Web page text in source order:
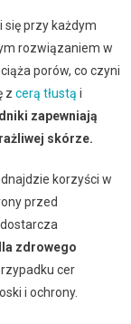
przy każdym
rozwiązaniem w
porów, co czyni
z cerą tłustą i
zapewniają
skórze.
korzyści w
przed
zdrowego
cer
i ochrony.